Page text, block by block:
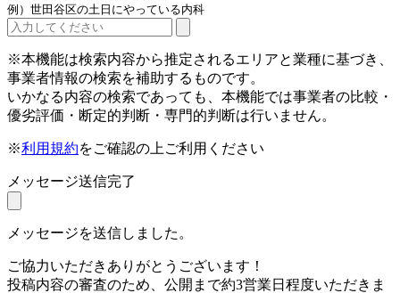
例）世田谷区の土日にやっている内科
※本機能は検索内容から推定されるエリアと業種に基づき、
事業者情報の検索を補助するものです。
いかなる内容の検索であっても、本機能では事業者の比較・
優劣評価・断定的判断・専門的判断は行いません。
※利用規約をご確認の上ご利用ください
メッセージ送信完了
メッセージを送信しました。
ご協力いただきありがとうございます！
投稿内容の審査のため、公開まで約3営業日程度いただきま